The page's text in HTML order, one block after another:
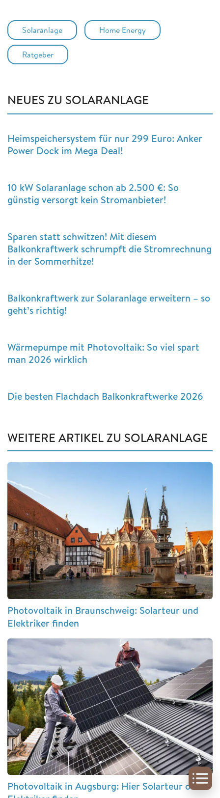
Solaranlage Home Energy
Ratgeber
NEUES ZU SOLARANLAGE
Heimspeichersystem für nur 299 Euro: Anker
Power Dock im Mega Deal!
10 kW Solaranlage schon ab 2.500 €: So
günstig versorgt kein Stromanbieter!
Sparen statt schwitzen! Mit diesem
Balkonkraftwerk schrumpft die Stromrechnung
in der Sommerhitze!
Balkonkraftwerk zur Solaranlage erweitern – so
geht’s richtig!
Wärmepumpe mit Photovoltaik: So viel spart
man 2026 wirklich
Die besten Flachdach Balkonkraftwerke 2026
WEITERE ARTIKEL ZU SOLARANLAGE
Photovoltaik in Braunschweig: Solarteur und
Elektriker finden
Photovoltaik in Augsburg: Hier Solarteur oder